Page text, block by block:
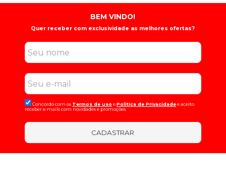
BEM VINDO!
Quer receber com exclusividade as melhores ofertas?
Concordo com os Termos de uso ePolitica de Privacidadee aceito
receber e-mails com novidades e promoções.
CADASTRAR